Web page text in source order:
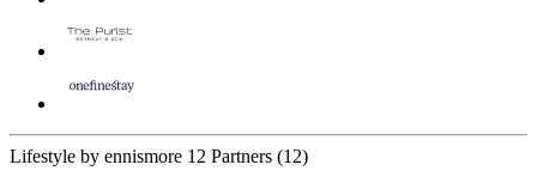
Lifestyle by ennismore 12 Partners (12)